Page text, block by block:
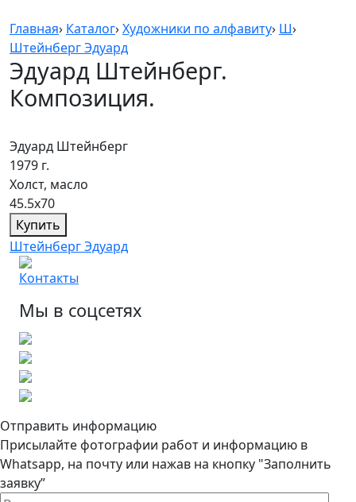
Главная› Каталог›Художники по алфавиту› Ш›
Штейнберг Эдуард
Эдуард Штейнберг.
Композиция.
Эдуард Штейнберг
1979 г.
Холст, масло
45.5х70
Купить
Штейнберг Эдуард
Контакты
Мы в соцсетях
Отправить информацию
Присылайте фотографии работ и информацию в
Whatsapp, на почту или нажав на кнопку "Заполнить
заявку”